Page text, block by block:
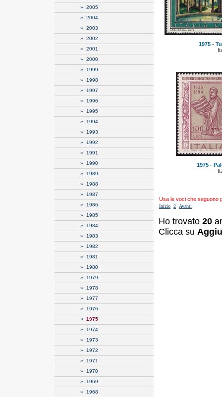
» 2005
» 2004
» 2003
» 2002
» 2001
» 2000
» 1999
» 1998
» 1997
» 1996
» 1995
» 1994
» 1993
» 1992
» 1991
» 1990
» 1989
» 1988
» 1987
» 1986
» 1985
» 1984
» 1983
» 1982
» 1981
» 1980
» 1979
» 1978
» 1977
» 1976
• 1975
» 1974
» 1973
» 1972
» 1971
» 1970
» 1969
» 1968
1975 -
1975 -
Usa le voci che seguono
Inizio 2 Avanti
Ho trovato 20
Clicca su